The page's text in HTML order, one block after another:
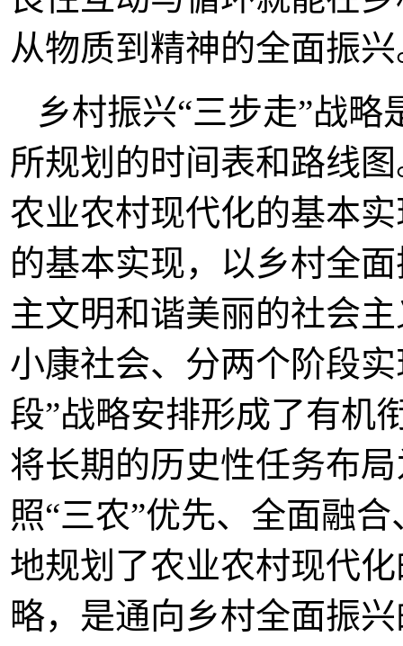
从物质到精神的全面振
乡村振兴“三步走”战
所规划的时间表和路线
农业农村现代化的基本
的基本实现，以乡村全
主文明和谐美丽的社会
小康社会、分两个阶段
段”战略安排形成了有机
将长期的历史性任务布
照“三农”优先、全面融
地规划了农业农村现代
略，是通向乡村全面振